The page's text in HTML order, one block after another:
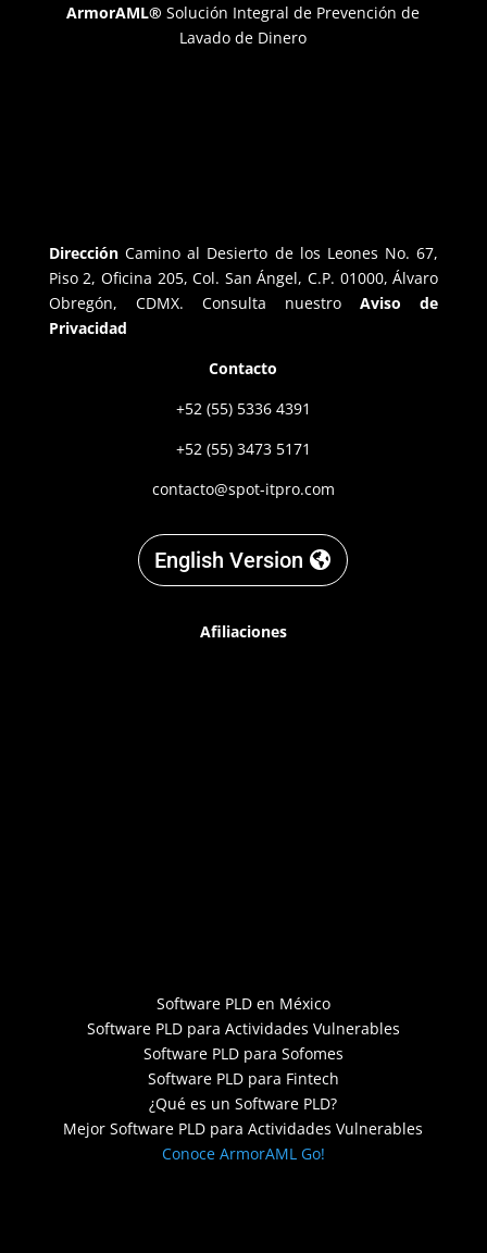
ArmorAML® Solución Integral de Prevención de
Lavado de Dinero
Dirección Camino al Desierto de los Leones No. 67,
Piso 2, Oficina 205, Col. San Ángel, C.P. 01000, Álvaro
Obregón, CDMX. Consulta nuestro
Aviso de
Privacidad
Contacto
+52 (55) 5336 4391
+52 (55) 3473 5171
contacto@spot-itpro.com
English Version
Afiliaciones
Software PLD en México
Software PLD para Actividades Vulnerables
Software PLD para Sofomes
Software PLD para Fintech
¿Qué es un Software PLD?
Mejor Software PLD para Actividades Vulnerables
Conoce ArmorAML Go!